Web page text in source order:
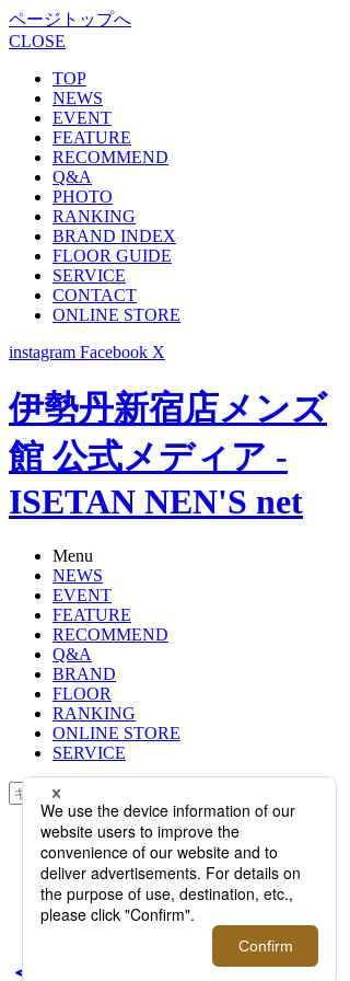
ページトップへ
CLOSE
TOP
NEWS
EVENT
FEATURE
RECOMMEND
Q&A
PHOTO
RANKING
BRAND INDEX
FLOOR GUIDE
SERVICE
CONTACT
ONLINE STORE
instagram Facebook X
伊勢丹新宿店メンズ
館 公式メディア -
ISETAN NEN'S net
Menu
NEWS
EVENT
FEATURE
RECOMMEND
Q&A
BRAND
FLOOR
RANKING
ONLINE STORE
SERVICE
TOP
PHOTO
＜dunhill/ダンヒル＞SAMURAI
BLUE COLLECTION 2026【伊勢丹
新宿店】
＜dunhill/ダンヒル＞